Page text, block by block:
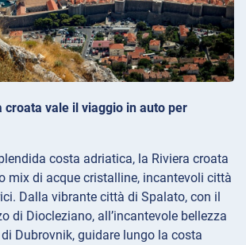
croata vale il viaggio in auto per
costa adriatica, la Riviera croata
mix di acque cristalline, incantevoli città
Dalla vibrante città di Spalato, con il
di Diocleziano, all’incantevole bellezza
Dubrovnik, guidare lungo la costa